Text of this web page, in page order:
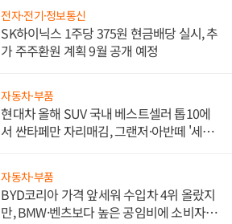
전자·전기·정보통신
SK하이닉스 1주당 375원 현금배당 실시, 추
가 주주환원 계획 9월 공개 예정
자동차·부품
현대차 올해 SUV 국내 베스트셀러 톱10에
서 싼타페만 자리매김, 그랜저·아반떼 '세단
자동차·부품
BYD코리아 가격 앞세워 수입차 4위 올랐지
만, BMW·벤츠보다 높은 공임비에 소비자